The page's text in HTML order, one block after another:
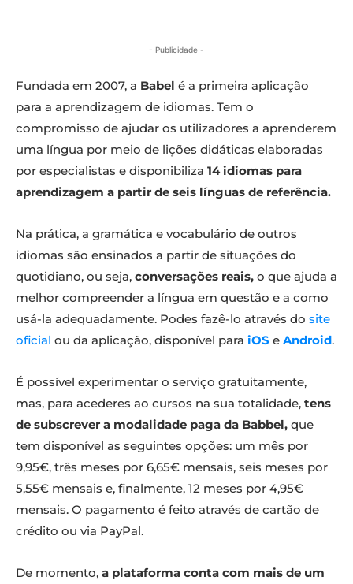
- Publicidade -
Fundada em 2007, a Babel é a primeira aplicação
para a aprendizagem de idiomas. Tem o
compromisso de ajudar os utilizadores a aprenderem
uma língua por meio de lições didáticas elaboradas
por especialistas e disponibiliza 14 idiomas para
aprendizagem a partir de seis línguas de referência.
Na prática, a gramática e vocabulário de outros
idiomas são ensinados a partir de situações do
quotidiano, ou seja, conversações reais, o que ajuda a
melhor compreender a língua em questão e a como
usá-la adequadamente. Podes fazê-lo através do site
oficial ou da aplicação, disponível para iOS e Android.
É possível experimentar o serviço gratuitamente,
mas, para acederes ao cursos na sua totalidade, tens
de subscrever a modalidade paga da Babbel, que
tem disponível as seguintes opções: um mês por
9,95€, três meses por 6,65€ mensais, seis meses por
5,55€ mensais e, finalmente, 12 meses por 4,95€
mensais. O pagamento é feito através de cartão de
crédito ou via PayPal.
De momento, a plataforma conta com mais de um